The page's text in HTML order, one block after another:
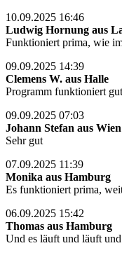
10.09.2025 16:46
Ludwig Hornung aus
Funktioniert prima, wie
09.09.2025 14:39
Clemens W. aus Halle
Programm funktioniert
09.09.2025 07:03
Johann Stefan aus Wien
Sehr gut
07.09.2025 11:39
Monika aus Hamburg
Es funktioniert prima,
06.09.2025 15:42
Thomas aus Hamburg
Und es läuft und läuft